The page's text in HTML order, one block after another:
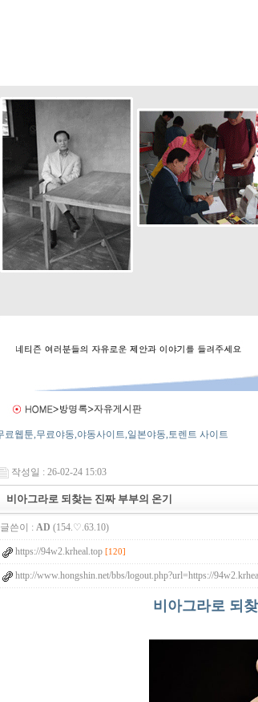
작성일 : 26-02-24 15:03
비아그라로 되찾는 진짜 부부의 온기
글쓴이 : AD (154.♡.63.10)
https://94w2.krheal.top [120]
http://www.hongshin.net/bbs/logout.php?url=https://
비아그라로 되